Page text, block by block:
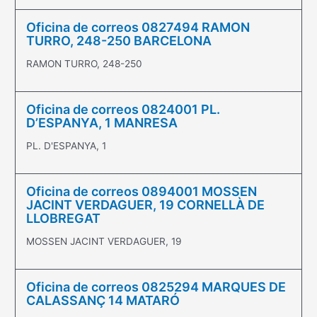
Oficina de correos 0827494 RAMON
TURRO, 248-250 BARCELONA
RAMON TURRO, 248-250
Oficina de correos 0824001 PL.
D’ESPANYA, 1 MANRESA
PL. D'ESPANYA, 1
Oficina de correos 0894001 MOSSEN
JACINT VERDAGUER, 19 CORNELLÀ DE
LLOBREGAT
MOSSEN JACINT VERDAGUER, 19
Oficina de correos 0825294 MARQUES DE
CALASSANÇ 14 MATARÓ